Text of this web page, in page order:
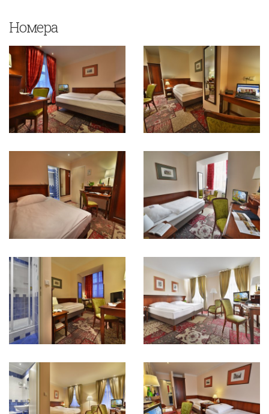
Номера